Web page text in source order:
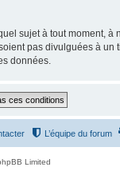
sujet à tout moment,
pas divulguées à
données.
L’équipe du forum
Limited